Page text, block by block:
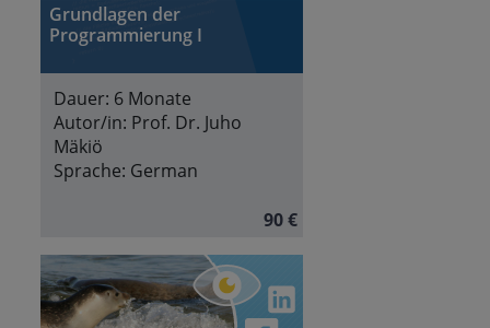
Grundlagen der
Programmierung I
Dauer: 6 Monate
Autor/in: Prof. Dr. Juho
Mäkiö
Sprache: German
90 €